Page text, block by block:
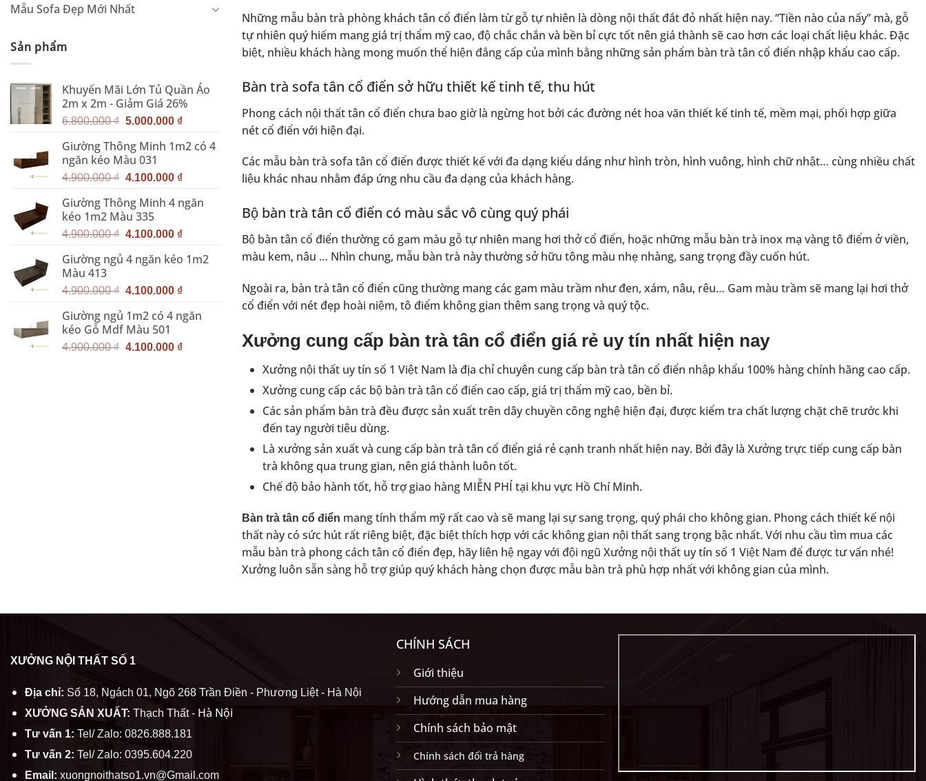
Mẫu Sofa Đẹp Mới Nhất
Sản phẩm
Khuyến Mãi Lớn Tủ Quần Áo
2m x 2m - Giảm Giá 26%
6.800.000₫ Giá
là:
6.800.000 ₫.
5.000.000 ₫Giá
tại
5.000.000 ₫.
Giường Thông Minh 1m2 có 4
ngăn kéo Màu 031
4.900.000₫ Giá
là:
4.900.000 ₫.
4.100.000 ₫Giá
tại
4.100.000 ₫.
Giường Thông Minh 4 ngăn
kéo 1m2 Màu 335
4.900.000₫ Giá
là:
4.100.000 ₫Giá
tại
4.100.000 ₫.
Giường ngủ 4 ngăn kéo 1m2
Màu 413
4.900.000₫ Giá
là:
4.900.000 ₫.
4.100.000 ₫Giá
tại
4.100.000 ₫.
Giường ngủ 1m2 có 4 ngăn
kéo Gỗ Mdf Màu 501
4.900.000₫ Giá
4.100.000 ₫Giá
Những mẫu bàn trà phòng khách tân cổ điển làm từ gỗ tự nhiên là dòng nội thất đắt đỏ nhất hiện nay. “Tiền nào của nấy” mà, gỗ
tự nhiên quý hiếm mang giá trị thẩm mỹ cao, độ chắc chắn và bền bỉ cực tốt nên giá thành sẽ cao hơn các loại chất liệu khác. Đặc
biệt, nhiều khách hàng mong muốn thể hiện đẳng cấp của mình bằng những sản phẩm bàn trà tân cổ điển nhập khẩu cao cấp.
Bàn trà sofa tân cổ điển sở hữu thiết kế tinh tế, thu hút
Phong cách nội thất tân cổ điển chưa bao giờ là ngừng hot bởi các đường nét hoa văn thiết kế tinh tế, mềm mại, phối hợp giữa
nét cổ điển với hiện đại.
Các mẫu bàn trà sofa tân cổ điển được thiết kế với đa dạng kiểu dáng như hình tròn, hình vuông, hình chữ nhật… cùng nhiều chất
liệu khác nhau nhằm đáp ứng nhu cầu đa dạng của khách hàng.
Bộ bàn trà tân cổ điển có màu sắc vô cùng quý phái
Bộ bàn tân cổ điển thường có gam màu gỗ tự nhiên mang hơi thở cổ điển, hoặc những mẫu bàn trà inox mạ vàng tô điểm ở viền,
màu kem, nâu … Nhìn chung, mẫu bàn trà này thường sở hữu tông màu nhẹ nhàng, sang trọng đầy cuốn hút.
Ngoài ra, bàn trà tân cổ điển cũng thường mang các gam màu trầm như đen, xám, nâu, rêu… Gam màu trầm sẽ mang lại hơi thở
cổ điển với nét đẹp hoài niệm, tô điểm không gian thêm sang trọng và quý tộc.
Xưởng cung cấp bàn trà tân cổ điển giá rẻ uy tín nhất hiện nay
Xưởng nội thất uy tín số 1 Việt Nam là địa chỉ chuyên cung cấp bàn trà tân cổ điển nhập khẩu 100% hàng chính hãng cao cấp.
Xưởng cung cấp các bộ bàn trà tân cổ điển cao cấp, giá trị thẩm mỹ cao, bền bỉ.
Các sản phẩm bàn trà đều được sản xuất trên dây chuyền công nghệ hiện đại, được kiểm tra chất lượng chặt chẽ trước khi
đến tay người tiêu dùng.
Là xưởng sản xuất và cung cấp bàn trà tân cổ điển giá rẻ cạnh tranh nhất hiện nay. Bởi đây là Xưởng trực tiếp cung cấp bàn
trà không qua trung gian, nên giá thành luôn tốt.
Chế độ bảo hành tốt, hỗ trợ giao hàng MIỄN PHÍ tại khu vực Hồ Chí Minh.
Bàn trà tân cổ điển mang tính thẩm mỹ rất cao và sẽ mang lại sự sang trọng, quý phái cho không gian. Phong cách thiết kế nội
thất này có sức hút rất riêng biệt, đặc biệt thích hợp với các không gian nội thất sang trọng bậc nhất. Với nhu cầu tìm mua các
mẫu bàn trà phong cách tân cổ điển đẹp, hãy liên hệ ngay với đội ngũ Xưởng nội thất uy tín số 1 Việt Nam để được tư vấn nhé!
Xưởng luôn sẵn sàng hỗ trợ giúp quý khách hàng chọn được mẫu bàn trà phù hợp nhất với không gian của mình.
XƯỞNG NỘI THẤT SỐ 1
Địa chỉ: Số 18, Ngách 01, Ngõ 268 Trần Điền - Phương Liệt - Hà Nội
XƯỞNG SẢN XUẤT: Thạch Thất -Hà Nội
Tư vấn 1: Tel/ Zalo: 0826.888.181
Tư vấn 2: Tel/ Zalo: 0395.604.220
Email: xuongnoithatso1.vn@Gmail.com
CHÍNH SÁCH
Giới thiệu
Hướng dẫn mua hàng
Chính sách bảo mật
Chính sách đổi trả hàng